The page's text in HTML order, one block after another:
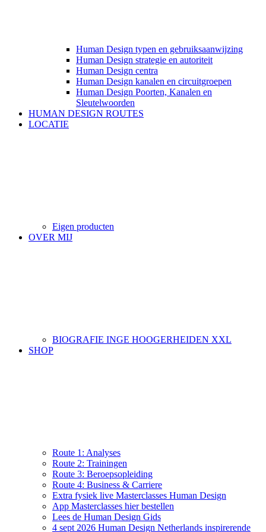
Human Design typen en gebruiksaanwijzing
Human Design strategie en autoriteit
Human Design centra
Human Design kanalen en circuitgroepen
Human Design Poorten, Kanalen en
Sleutelwoorden
HUMAN DESIGN ROUTES
LOCATIE
Eigen producten
OVER MIJ
BIOGRAFIE INGE HOOGERHEIDEN XXL
SHOP
Route 1: Analyses
Route 2: Trainingen
Route 3: Beroepsopleiding
Route 4: Business & Carriere
Extra fysiek live Masterclasses Human Design
App Masterclasses hier bestellen
Lees de Human Design Gids
4 sept 2026 Human Design Netherlands inspirerende